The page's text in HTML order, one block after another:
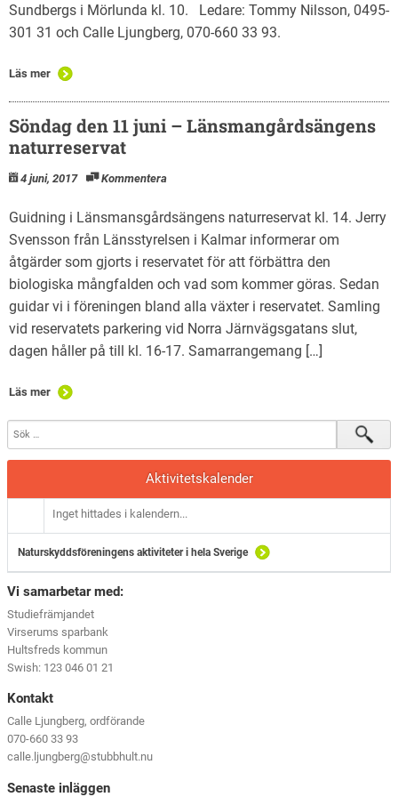
Sundbergs i Mörlunda kl. 10. Ledare: Tommy Nilsson, 0495-
301 31 och Calle Ljungberg, 070-660 33 93.
Läs mer
Söndag den 11 juni – Länsmangårdsängens
naturreservat
4 juni, 2017 Kommentera
Guidning i Länsmansgårdsängens naturreservat kl. 14. Jerry
Svensson från Länsstyrelsen i Kalmar informerar om
åtgärder som gjorts i reservatet för att förbättra den
biologiska mångfalden och vad som kommer göras. Sedan
guidar vi i föreningen bland alla växter i reservatet. Samling
vid reservatets parkering vid Norra Järnvägsgatans slut,
dagen håller på till kl. 16-17. Samarrangemang […]
Läs mer
Aktivitetskalender
Inget hittades i kalendern...
Naturskyddsföreningens aktiviteter i hela Sverige
Vi samarbetar med:
Studiefrämjandet
Virserums sparbank
Hultsfreds kommun
Swish: 123 046 01 21
Kontakt
Calle Ljungberg, ordförande
070-660 33 93
calle.ljungberg@stubbhult.nu
Senaste inläggen